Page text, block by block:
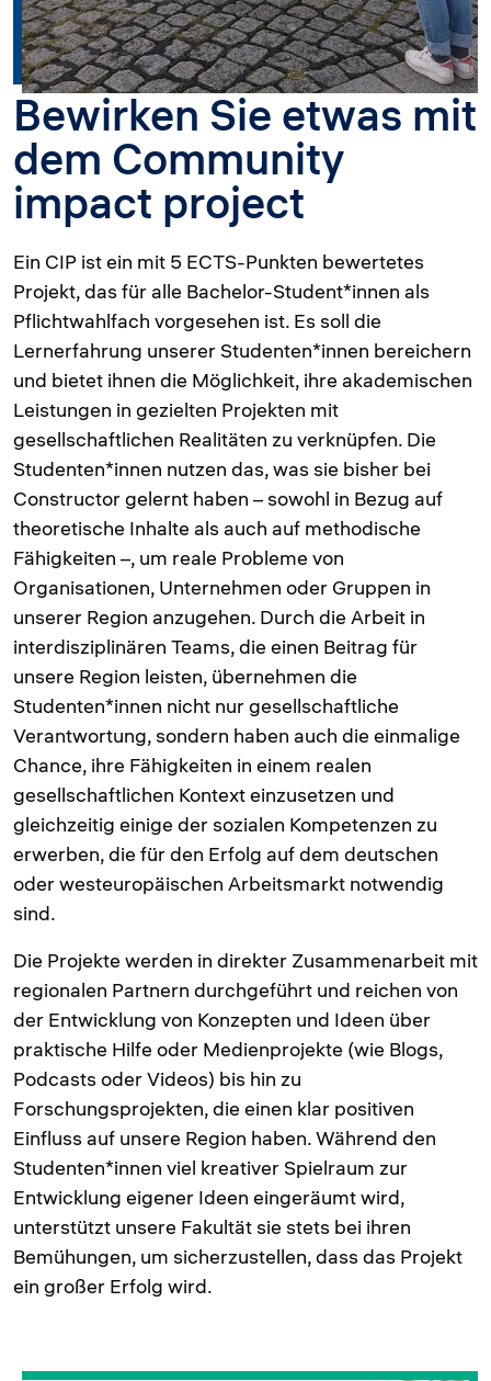
Bewirken Sie etwas mit
dem Community
impact project
Ein CIP ist ein mit 5 ECTS-Punkten bewertetes
Projekt, das für alle Bachelor-Student*innen als
Pflichtwahlfach vorgesehen ist. Es soll die
Lernerfahrung unserer Studenten*innen bereichern
und bietet ihnen die Möglichkeit, ihre akademischen
Leistungen in gezielten Projekten mit
gesellschaftlichen Realitäten zu verknüpfen. Die
Studenten*innen nutzen das, was sie bisher bei
Constructor gelernt haben – sowohl in Bezug auf
theoretische Inhalte als auch auf methodische
Fähigkeiten –, um reale Probleme von
Organisationen, Unternehmen oder Gruppen in
unserer Region anzugehen. Durch die Arbeit in
interdisziplinären Teams, die einen Beitrag für
unsere Region leisten, übernehmen die
Studenten*innen nicht nur gesellschaftliche
Verantwortung, sondern haben auch die einmalige
Chance, ihre Fähigkeiten in einem realen
gesellschaftlichen Kontext einzusetzen und
gleichzeitig einige der sozialen Kompetenzen zu
erwerben, die für den Erfolg auf dem deutschen
oder westeuropäischen Arbeitsmarkt notwendig
sind.
Die Projekte werden in direkter Zusammenarbeit mit
regionalen Partnern durchgeführt und reichen von
der Entwicklung von Konzepten und Ideen über
praktische Hilfe oder Medienprojekte (wie Blogs,
Podcasts oder Videos) bis hin zu
Forschungsprojekten, die einen klar positiven
Einfluss auf unsere Region haben. Während den
Studenten*innen viel kreativer Spielraum zur
Entwicklung eigener Ideen eingeräumt wird,
unterstützt unsere Fakultät sie stets bei ihren
Bemühungen, um sicherzustellen, dass das Projekt
ein großer Erfolg wird.